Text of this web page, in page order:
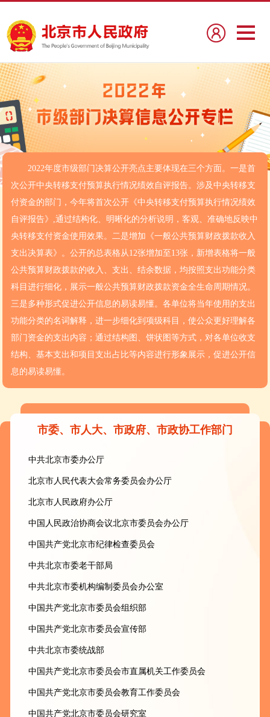
2022年度市级部门决算公开亮点主要体现在三个方面。一是首
次公开中央转移支付预算执行情况绩效自评报告。涉及中央转移支
付资金的部门，今年将首次公开《中央转移支付预算执行情况绩效
自评报告》,通过结构化、明晰化的分析说明，客观、准确地反映中
央转移支付资金使用效果。二是增加《一般公共预算财政拨款收入
支出决算表》。公开的总表格从12张增加至13张，新增表格将一般
公共预算财政拨款的收入、支出、结余数据，均按照支出功能分类
科目进行细化，展示一般公共预算财政拨款资金全生命周期情况。
三是多种形式促进公开信息的易读易懂。各单位将当年使用的支出
功能分类的名词解释，进一步细化到项级科目，使公众更好理解各
部门资金的支出内容；通过结构图、饼状图等方式，对各单位收支
结构、基本支出和项目支出占比等内容进行形象展示，促进公开信
息的易读易懂。
市委、市人大、市政府、市政协工作部门
中共北京市委办公厅
北京市人民代表大会常务委员会办公厅
北京市人民政府办公厅
中国人民政治协商会议北京市委员会办公厅
中国共产党北京市纪律检查委员会
中共北京市委老干部局
中共北京市委机构编制委员会办公室
中国共产党北京市委员会组织部
中国共产党北京市委员会宣传部
中共北京市委统战部
中国共产党北京市委员会市直属机关工作委员会
中国共产党北京市委员会教育工作委员会
中国共产党北京市委员会研究室